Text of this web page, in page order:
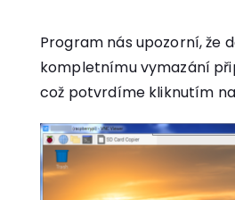
Program nás upozorní, že
kompletnímu vymazání
což potvrdíme kliknutím